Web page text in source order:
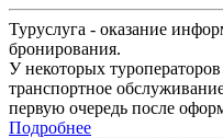
Туруслуга - оказание
бронирования.
У некоторых
транспортное
первую очередь после
Подробнее